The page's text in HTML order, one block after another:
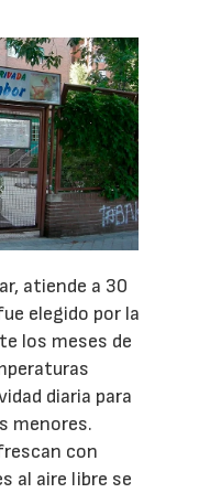
atiende a 30
elegido por la
los meses de
diaria para
menores.
con
al aire libre se